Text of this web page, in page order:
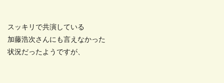
スッキリで共演している
加藤浩次さんにも言えなかった
状況だったようですが、